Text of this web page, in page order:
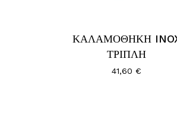
ΚΑΛΑΜΟΘΗΚΗ
ΤΡΙΠΛΗ
41,60 €